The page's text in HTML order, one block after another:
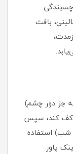
بافت
جز دور چشم)
کف کند، سپس
شب) استفاده
پاور